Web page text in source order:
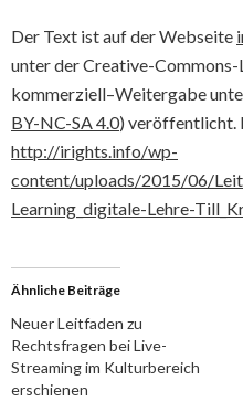
Der Text ist auf der Webseite
unter der Creative-
kommerziell–Weitergabe
BY-NC-SA 4.0) veröffentlicht.
http://irights.info/wp-
content/uploads/2015/06/
Learning_digitale-Lehre-
Ähnliche Beiträge
Neuer Leitfaden zu
Rechtsfragen bei Live-
Streaming im Kulturbereich
erschienen